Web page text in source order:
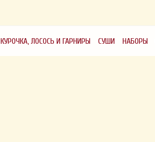
КУРОЧКА, ЛОСОСЬ И ГАРНИРЫ СУШИ НАБОРЫ